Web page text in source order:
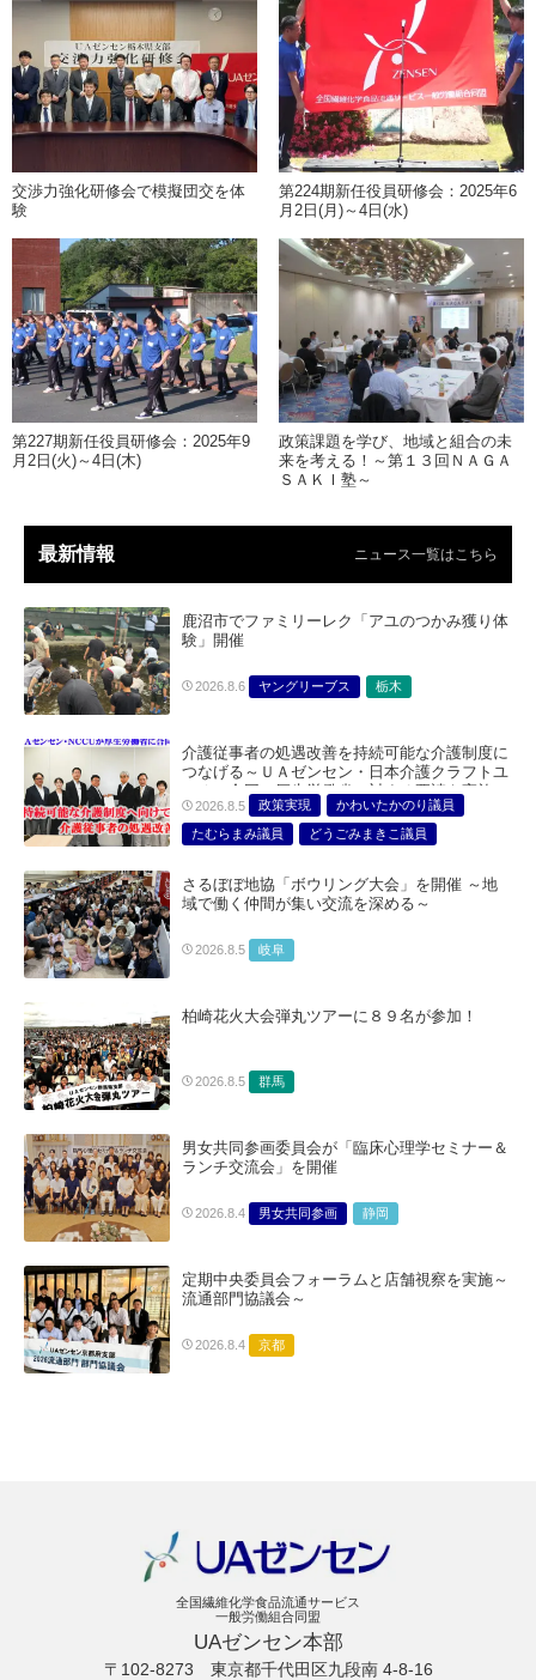
交渉力強化研修会で模擬団交を体
験
第224期新任役員研修会：2025年6
月2日(月)～4日(水)
第227期新任役員研修会：2025年9
月2日(火)～4日(木)
政策課題を学び、地域と組合の未
来を考える！～第１３回ＮＡＧＡ
ＳＡＫＩ塾～
最新情報 ニュース一覧はこちら
鹿沼市でファミリーレク「アユのつかみ獲り体
験」開催
2026.8.6 ヤングリーブス 栃木
介護従事者の処遇改善を持続可能な介護制度に
つなげる～ＵＡゼンセン・日本介護クラフトユ
ニオン合同で厚生労働省に対する要請を実施～
2026.8.5 政策実現
かわいたかのり議員
たむらまみ議員
どうごみまきこ議員
さるぼぼ地協「ボウリング大会」を開催 ～地
域で働く仲間が集い交流を深める～
2026.8.5 岐阜
柏崎花火大会弾丸ツアーに８９名が参加！
2026.8.5 群馬
男女共同参画委員会が「臨床心理学セミナー＆
ランチ交流会」を開催
2026.8.4 男女共同参画 静岡
定期中央委員会フォーラムと店舗視察を実施～
流通部門協議会～
2026.8.4 京都
全国繊維化学食品流通サービス
一般労働組合同盟
UAゼンセン本部
〒102-8273 東京都千代田区九段南 4-8-16